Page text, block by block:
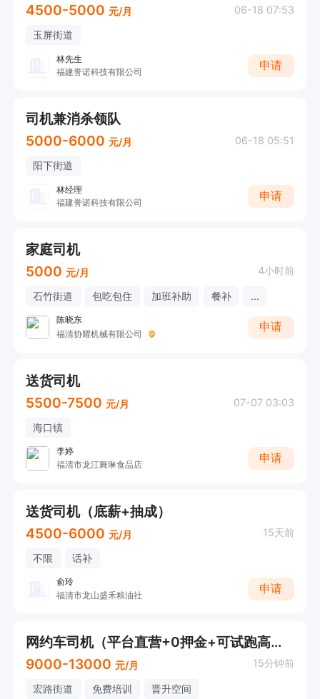
4500-5000 元/月 06-18 07:53
玉屏街道
林先生
福建誉诺科技有限公司
申请
司机兼消杀领队
5000-6000 元/月 06-18 05:51
阳下街道
林经理
福建誉诺科技有限公司
申请
家庭司机
5000 元/月 4小时前
石竹街道 包吃包住 加班补助 餐补 ...
陈晓东
福清协耀机械有限公司
申请
送货司机
5500-7500 元/月 07-07 03:03
海口镇
李婷
福清市龙江舞琳食品店
申请
送货司机（底薪+抽成）
4500-6000 元/月 15天前
不限 话补
俞玲
福清市龙山盛禾粮油社
申请
网约车司机（平台直营+0押金+可试跑高薪）
9000-13000 元/月 15分钟前
宏路街道 免费培训 晋升空间